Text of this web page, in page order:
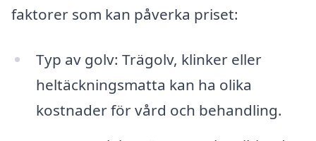
faktorer som kan påverka priset:
Typ av golv: Trägolv, klinker eller
heltäckningsmatta kan ha olika
kostnader för vård och behandling.